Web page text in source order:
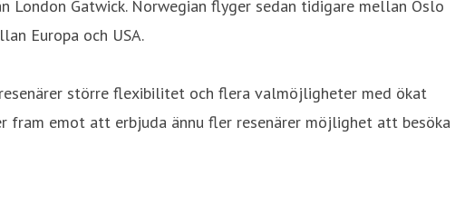
Gatwick. Norwegian flyger sedan tidigare mellan Oslo
Europa och USA.
större flexibilitet och flera valmöjligheter med ökat
emot att erbjuda ännu fler resenärer möjlighet att besöka